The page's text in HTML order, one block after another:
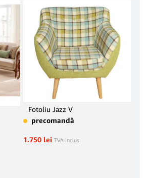
Fotoliu Jazz V
precomandă
1.750 lei TVA Inclus